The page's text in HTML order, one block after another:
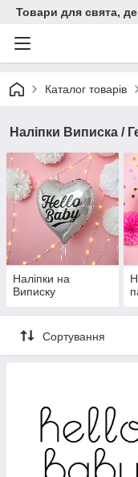
Товари для свята,
Каталог товарів
Наліпки Виписка /
Наліпки на
Виписку
Сортування